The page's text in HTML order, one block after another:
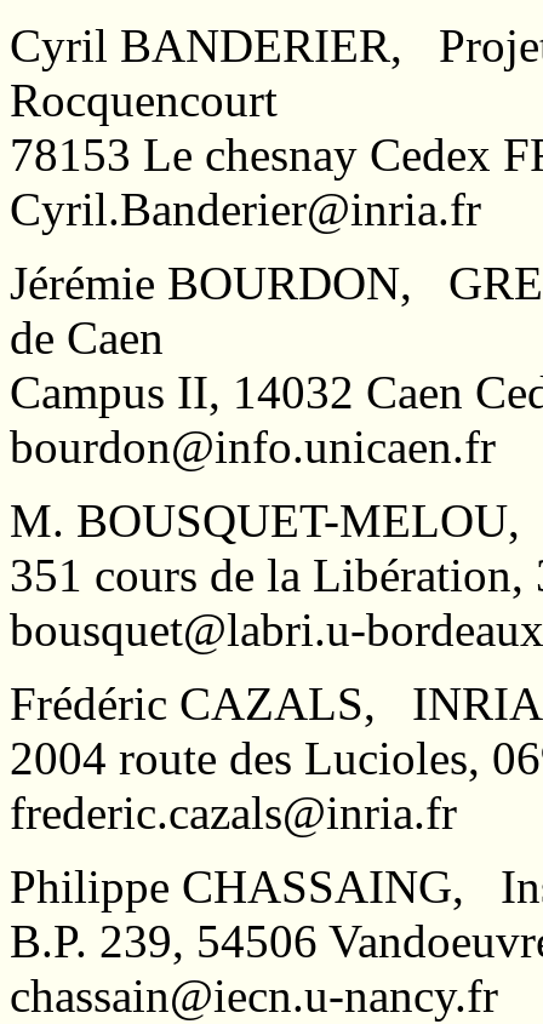
Cyril BANDERIER,
Rocquencourt
78153 Le chesnay Cedex
Cyril.Banderier@inria.fr
Jérémie BOURDON,
de Caen
Campus II, 14032 Caen
bourdon@info.unicaen.fr
M. BOUSQUET-
351 cours de la Libération,
bousquet@labri.u-
Frédéric CAZALS,
2004 route des Lucioles,
frederic.cazals@inria.fr
Philippe CHASSAING,
B.P. 239, 54506
chassain@iecn.u-nancy.fr